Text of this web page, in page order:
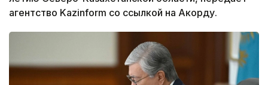
агентство Kazinform со ссылкой на Акорду.